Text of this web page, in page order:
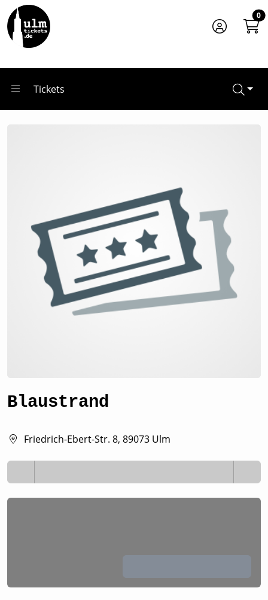
Zum Hauptinhalt springen 0
Tickets
Startseite
Veranstaltungsorte
Blaustrand
Blaustrand
Friedrich-Ebert-Str. 8, 89073 Ulm
Lädt ...
Lädt ...